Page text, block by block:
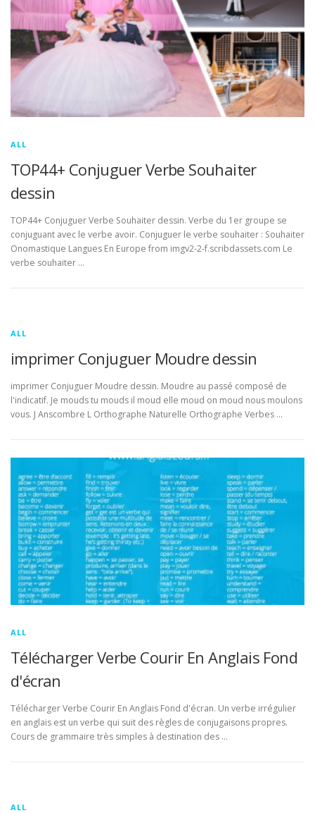
ALL
TOP44+ Conjuguer Verbe Souhaiter
dessin
TOP44+ Conjuguer Verbe Souhaiter dessin. Verbe du 1er groupe se
conjuguant avec le verbe avoir. Conjuguer le verbe souhaiter : Souhaiter
Onomastique Langues En Europe from imgv2-2-f.scribdassets.com Le
verbe souhaiter …
ALL
imprimer Conjuguer Moudre dessin
imprimer Conjuguer Moudre dessin. Moudre au passé composé de
l'indicatif. Je mouds tu mouds il moud elle moud on moud nous moulons
vous. J Anscombre L Orthographe Naturelle Orthographe Verbes …
ALL
Télécharger Verbe Courir En Anglais Fond
d'écran
Télécharger Verbe Courir En Anglais Fond d'écran. Un verbe irrégulier
en anglais est un verbe qui suit des règles de conjugaisons propres.
Cours de grammaire très simples à destination des …
ALL